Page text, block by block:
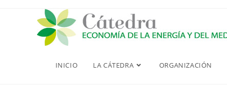
INICIO LA CÁTEDRA ORGANIZACIÓN